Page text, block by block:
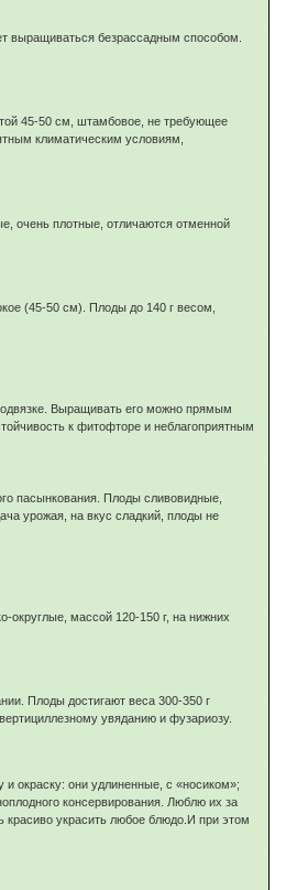
выращиваться безрассадным способом.
45-50 см, штамбовое, не требующее
климатическим условиям,
очень плотные, отличаются отменной
(45-50 см). Плоды до 140 г весом,
Выращивать его можно прямым
к фитофторе и неблагоприятным
пасынкования. Плоды сливовидные,
урожая, на вкус сладкий, плоды не
округлые, массой 120-150 г, на нижних
Плоды достигают веса 300-350 г
увяданию и фузариозу.
окраску: они удлиненные, с «носиком»;
консервирования. Люблю их за
красиво украсить любое блюдо.И при этом